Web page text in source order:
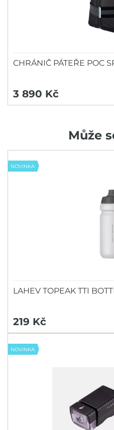
CHRÁNIČ PÁTEŘE POC
3 890 Kč
Může
NOVINKA
LAHEV TOPEAK TTI
219 Kč
NOVINKA